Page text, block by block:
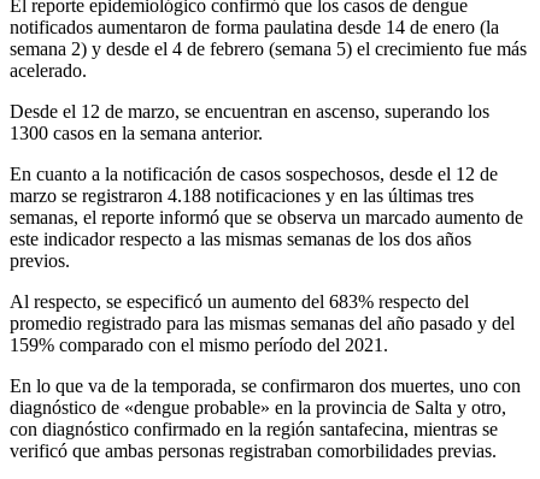
El reporte epidemiológico confirmó que los casos de dengue
notificados aumentaron de forma paulatina desde 14 de enero (la
semana 2) y desde el 4 de febrero (semana 5) el crecimiento fue más
acelerado.
Desde el 12 de marzo, se encuentran en ascenso, superando los
1300 casos en la semana anterior.
En cuanto a la notificación de casos sospechosos, desde el 12 de
marzo se registraron 4.188 notificaciones y en las últimas tres
semanas, el reporte informó que se observa un marcado aumento de
este indicador respecto a las mismas semanas de los dos años
previos.
Al respecto, se especificó un aumento del 683% respecto del
promedio registrado para las mismas semanas del año pasado y del
159% comparado con el mismo período del 2021.
En lo que va de la temporada, se confirmaron dos muertes, uno con
diagnóstico de «dengue probable» en la provincia de Salta y otro,
con diagnóstico confirmado en la región santafecina, mientras se
verificó que ambas personas registraban comorbilidades previas.